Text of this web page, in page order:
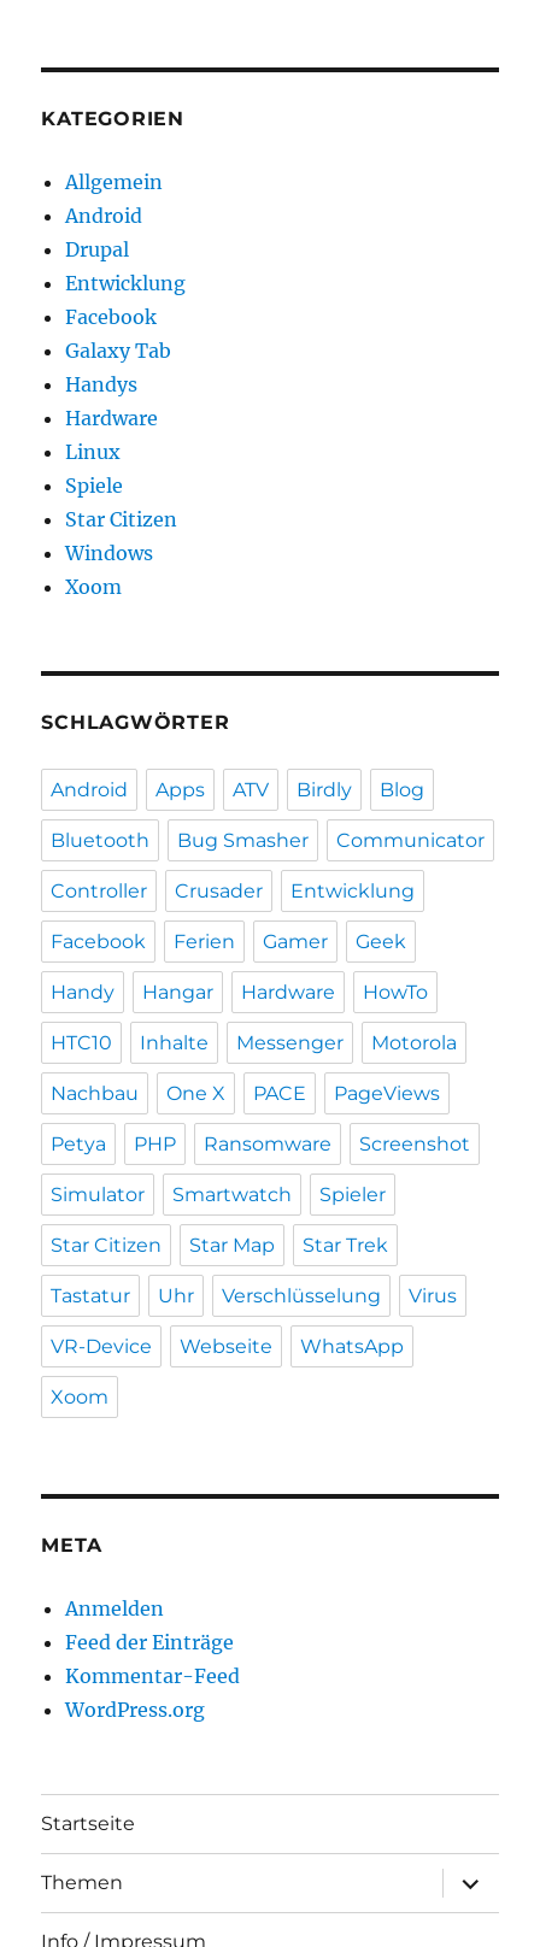
KATEGORIEN
Allgemein
Android
Drupal
Entwicklung
Facebook
Galaxy Tab
Handys
Hardware
Linux
Spiele
Star Citizen
Windows
Xoom
SCHLAGWÖRTER
Android Apps ATV Birdly Blog
Bluetooth Bug Smasher Communicator
Controller Crusader Entwicklung
Facebook Ferien Gamer Geek
Handy Hangar Hardware HowTo
HTC10 Inhalte Messenger Motorola
Nachbau One X PACE PageViews
Petya PHP Ransomware Screenshot
Simulator Smartwatch Spieler
Star Citizen Star Map Star Trek
Tastatur Uhr Verschlüsselung Virus
VR-Device Webseite WhatsApp
Xoom
META
Anmelden
Feed der Einträge
Kommentar-Feed
WordPress.org
Startseite
Themen
anzeigen
Info / Impressum